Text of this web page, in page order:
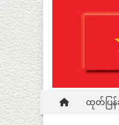
content
DPNS
Democratic Party
ထုတ်ပြန်